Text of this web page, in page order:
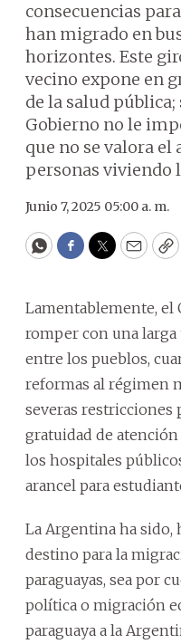
consecuencias
han migrado en
horizontes. Este
vecino expone en
de la salud
Gobierno no le
que no se valora el
personas viviendo
Junio 7, 2025 05:00 a. m.
WhatsApp
Facebook
Twitter
Email
Lamentablemente,
romper con una
entre los pueblos,
reformas al régimen
severas restricciones
gratuidad de
los hospitales
arancel para
La Argentina ha
destino para la
paraguayas, sea por
política o migración
paraguaya a la